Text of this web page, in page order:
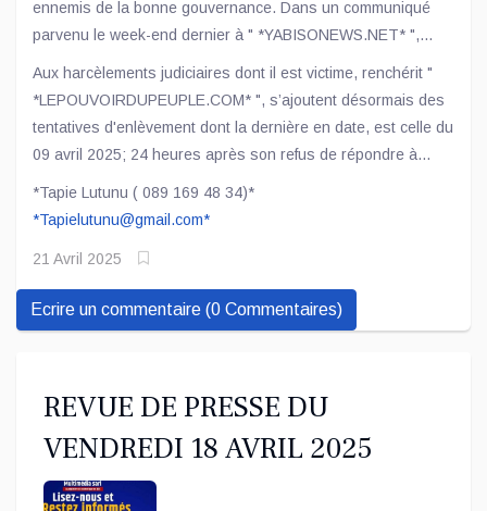
ennemis de la bonne gouvernance. Dans un communiqué
parvenu le week-end dernier à " *YABISONEWS.NET* ",
Aux harcèlements judiciaires dont il est victime, renchérit "
*LEPOUVOIRDUPEUPLE.COM* ", s’ajoutent désormais des
tentatives d'enlèvement dont la dernière en date, est celle du
09 avril 2025; 24 heures après son refus de répondre à
*Tapie Lutunu ( 089 169 48 34)*
*Tapielutunu@gmail.com*
21 Avril 2025
Ecrire un commentaire (0 Commentaires)
REVUE DE PRESSE DU
VENDREDI 18 AVRIL 2025